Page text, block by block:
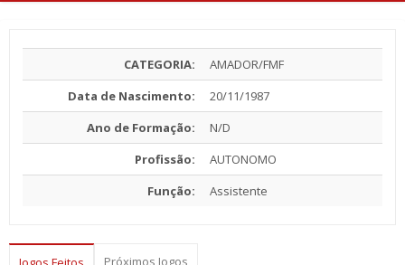
CATEGORIA:
AMADOR/FMF
Data de Nascimento:
20/11/1987
Ano de Formação:
N/D
Profissão:
AUTONOMO
Função:
Assistente
Próximos Jogos